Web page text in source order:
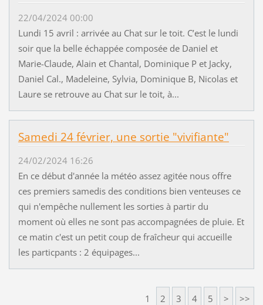
22/04/2024 00:00
Lundi 15 avril : arrivée au Chat sur le toit. C’est le lundi
soir que la belle échappée composée de Daniel et
Marie-Claude, Alain et Chantal, Dominique P et Jacky,
Daniel Cal., Madeleine, Sylvia, Dominique B, Nicolas et
Laure se retrouve au Chat sur le toit, à...
Samedi 24 février, une sortie "vivifiante"
24/02/2024 16:26
En ce début d'année la météo assez agitée nous offre
ces premiers samedis des conditions bien venteuses ce
qui n'empêche nullement les sorties à partir du
moment où elles ne sont pas accompagnées de pluie. Et
ce matin c'est un petit coup de fraîcheur qui accueille
les particpants : 2 équipages...
1 2 3 4 5 > >>